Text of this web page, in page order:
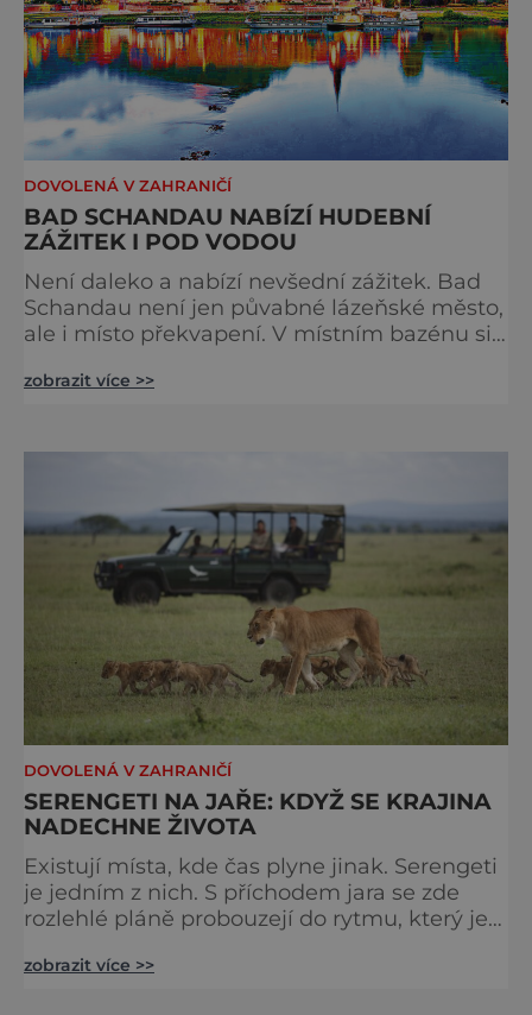
DOVOLENÁ V ZAHRANIČÍ
BAD SCHANDAU NABÍZÍ HUDEBNÍ
ZÁŽITEK I POD VODOU
Není daleko a nabízí nevšední zážitek. Bad
Schandau není jen půvabné lázeňské město,
ale i místo překvapení. V místním bazénu si
vodě. Nádherně osvěžující místo leží jen 8
zobrazit více >>
DOVOLENÁ V ZAHRANIČÍ
SERENGETI NA JAŘE: KDYŽ SE KRAJINA
NADECHNE ŽIVOTA
Existují místa, kde čas plyne jinak. Serengeti
je jedním z nich. S příchodem jara se zde
rozlehlé pláně probouzejí do rytmu, který je
tráva svěží a horizont nekonečný. A právě v
zobrazit více >>